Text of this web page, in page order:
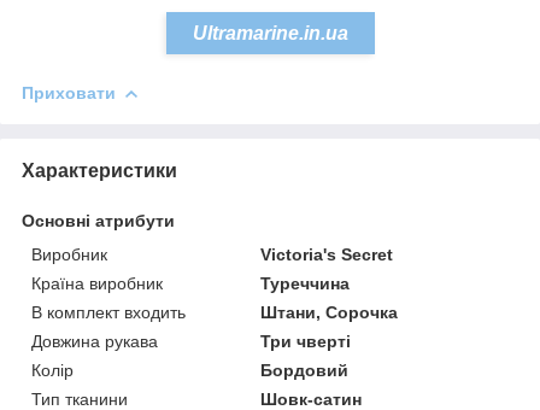
Ultramarine.in.ua
Приховати
Характеристики
Основні атрибути
Виробник
Victoria's Secret
Країна виробник
Туреччина
В комплект входить
Штани, Сорочка
Довжина рукава
Три чверті
Колір
Бордовий
Тип тканини
Шовк-сатин